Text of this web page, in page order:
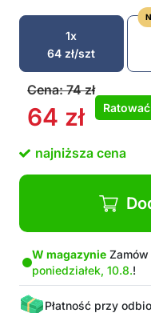
1x
64 zł/szt
Cena:74zł
64 zł Ratować
najniższa cena
W magazynie
poniedziałek, 10.8.!
Płatność przy